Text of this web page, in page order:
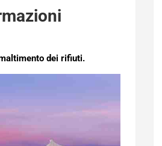
dei rifiuti.